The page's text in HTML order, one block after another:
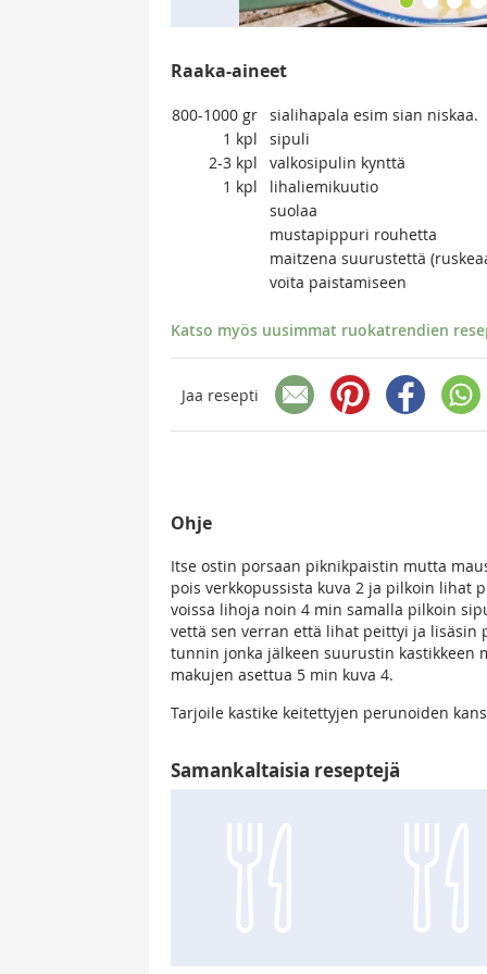
Raaka-aineet
800-1000 gr sialihapala esim sian niskaa.
1 kpl
sipuli
2-3 kpl
valkosipulin kynttä
1 kpl
lihaliemikuutio
suolaa
mustapippuri rouhetta
maitzena suurustettä
voita paistamiseen
Katso myös uusimmat ruokatrendien
Jaa resepti
Ohje
Itse ostin porsaan piknikpaistin mutta
pois verkkopussista kuva 2 ja pilkoin lihat
voissa lihoja noin 4 min samalla pilkoin
vettä sen verran että lihat peittyi ja
tunnin jonka jälkeen suurustin kastikkeen
makujen asettua 5 min kuva 4.
Tarjoile kastike keitettyjen perunoiden
Samankaltaisia reseptejä